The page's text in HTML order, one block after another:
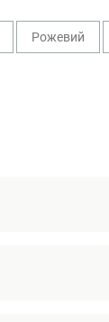
Рожевий